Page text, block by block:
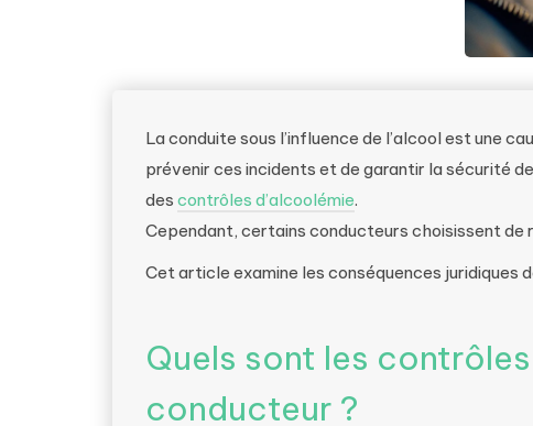
La conduite sous l’influence de l’alcool est une
prévenir ces incidents et de garantir la sécurité
des contrôles d’alcoolémie.
Cependant, certains conducteurs choisissent de
Cet article examine les conséquences juridiques
Quels sont les
conducteur ?